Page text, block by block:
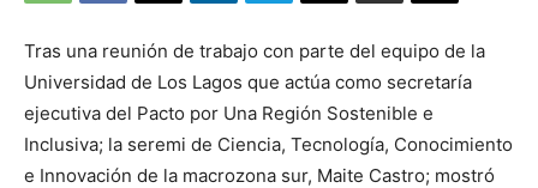
Tras una reunión de trabajo con parte del equipo de la
Universidad de Los Lagos que actúa como secretaría
ejecutiva del Pacto por Una Región Sostenible e
Inclusiva; la seremi de Ciencia, Tecnología, Conocimiento
e Innovación de la macrozona sur, Maite Castro; mostró